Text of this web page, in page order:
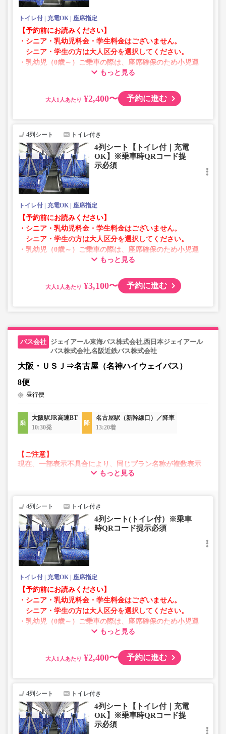
トイレ付 充電OK 座席指定
【予約前にお読みください】
・シニア・乳幼児料金・学生料金はございません。
シニア・学生の方は大人区分を選択してください。
・乳幼児（0歳～）ご乗車の際は、座席確保のため小児運
賃での乗車券が必要です。
・AM1時～5時の間はシステムメンテナンスの為ご予約が
・在庫の状況はリアルタイムの表示ではございません。
※売り切れの場合でも残数が表示される場合がありま
す。
・販売日・便ごとに随時価格が変動いたします。購入時に
販売価格をご確認の上でご予約をお願いいたします。
・一部取り扱いのない停留所がある場合がございます。
もっと見る
大人 ¥2,400〜 予約に進む
4列シート トイレ付き
4列シート【トイレ付｜充電
OK】※乗車時QRコード提
示必須
トイレ付 充電OK 座席指定
【予約前にお読みください】
・シニア・乳幼児料金・学生料金はございません。
シニア・学生の方は大人区分を選択してください。
・乳幼児（0歳～）ご乗車の際は、座席確保のため小児運
賃での乗車券が必要です。
・AM1時～5時の間はシステムメンテナンスの為ご予約が
す。
・販売日・便ごとに随時価格が変動いたします。購入時に
販売価格をご確認の上でご予約をお願いいたします。
・一部取り扱いのない停留所がある場合がございます。
もっと見る
大人 ¥3,100〜 予約に進む
ジェイアール東海バス株式会社,西日本ジェイアール
バス株式会社,名阪近鉄バス株式会社
大阪・ＵＳＪ⇒名古屋（名神ハイウェイバス）
8便
昼行便
大阪駅JR高速BT
10:30発
名古屋駅（新幹線口）／降車
13:20着
【ご注意】
現在、一部表示不具合により、同じプラン名称が複数表示
される場合がございます。
います。
お手数をおかけいたしますが、エラー表示が出た場合は、
たします。
もっと見る
4列シート トイレ付き
4列シート(トイレ付）※乗車
時QRコード提示必須
トイレ付 充電OK 座席指定
【予約前にお読みください】
・シニア・乳幼児料金・学生料金はございません。
シニア・学生の方は大人区分を選択してください。
・乳幼児（0歳～）ご乗車の際は、座席確保のため小児運
賃での乗車券が必要です。
・AM1時～5時の間はシステムメンテナンスの為ご予約が
・在庫の状況はリアルタイムの表示ではございません。
※売り切れの場合でも残数が表示される場合がありま
す。
・販売日・便ごとに随時価格が変動いたします。購入時に
販売価格をご確認の上でご予約をお願いいたします。
もっと見る
大人 ¥2,400〜 予約に進む
4列シート トイレ付き
4列シート【トイレ付｜充電
OK】※乗車時QRコード提
示必須